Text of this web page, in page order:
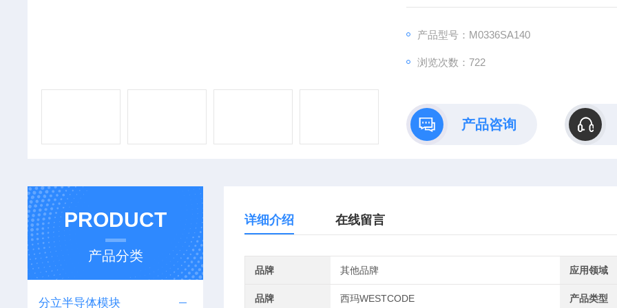
产品型号：M0336SA140
浏览次数：722
产品咨询
PRODUCT
产品分类
分立半导体模块
详细介绍 在线留言
品牌 其他品牌 应用领域
品牌 西玛WESTCODE 产品类型